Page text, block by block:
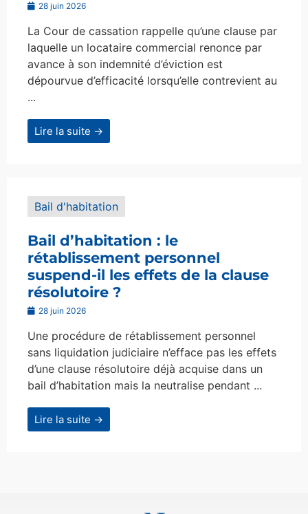
28 juin 2026
La Cour de cassation rappelle qu’une clause par
laquelle un locataire commercial renonce par
avance à son indemnité d’éviction est
dépourvue d’efficacité lorsqu’elle contrevient au
...
Lire la suite →
Bail d'habitation
Bail d’habitation : le
rétablissement personnel
suspend-il les effets de la clause
résolutoire ?
28 juin 2026
Une procédure de rétablissement personnel
sans liquidation judiciaire n’efface pas les effets
d’une clause résolutoire déjà acquise dans un
bail d’habitation mais la neutralise pendant ...
Lire la suite →